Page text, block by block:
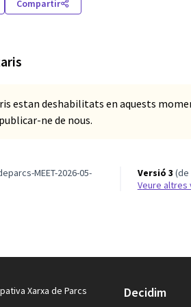
Compartir
estan deshabilitats en aquests
ne de nous.
MEET-2026-05-
Versió 3 (de
veure
Xarxa de Parcs
Decidim